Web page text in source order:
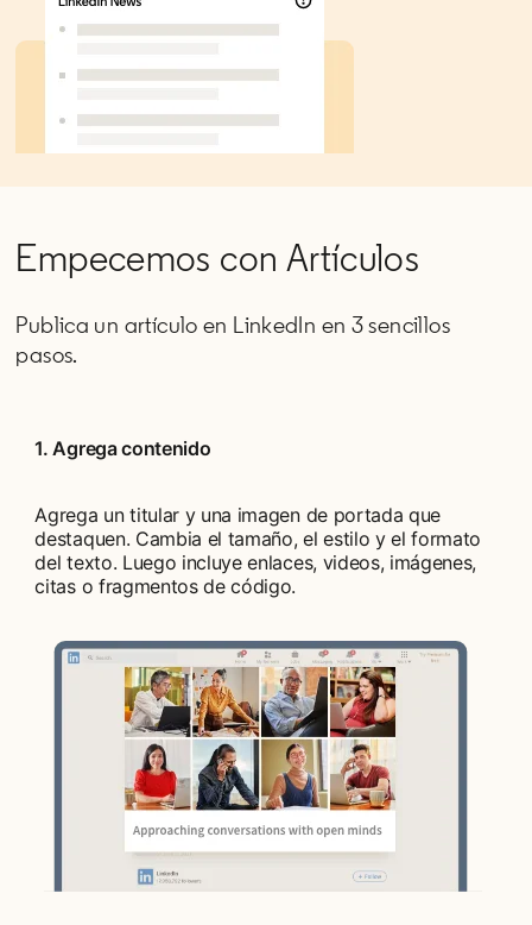
Empecemos con Artículos
Publica un artículo en LinkedIn en 3 sencillos
pasos.
1. Agrega contenido
Agrega un titular y una imagen de portada que
destaquen. Cambia el tamaño, el estilo y el formato
del texto. Luego incluye enlaces, videos, imágenes,
citas o fragmentos de código.